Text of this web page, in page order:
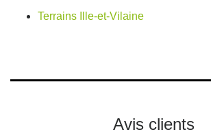
Terrains Ille-et-Vilaine
Avis clients